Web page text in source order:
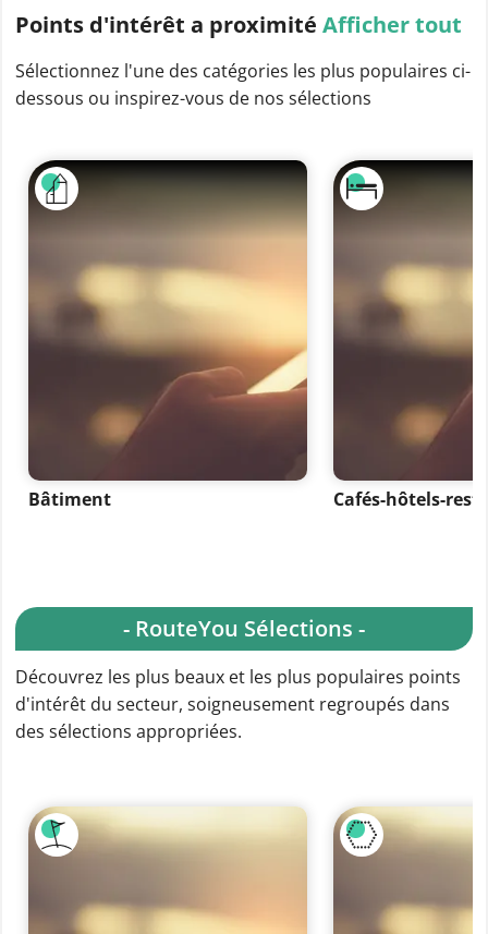
Points d'intérêt a proximité Afficher tout
Sélectionnez l'une des catégories les plus populaires ci-
dessous ou inspirez-vous de nos sélections
Bâtiment Cafés-hôtels-
- RouteYou Sélections -
Découvrez les plus beaux et les plus populaires points
d'intérêt du secteur, soigneusement regroupés dans
des sélections appropriées.